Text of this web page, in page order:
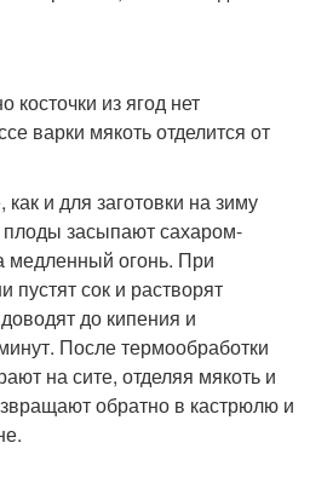
косточки из ягод нет
варки мякоть отделится от
и для заготовки на зиму
засыпают сахаром-
медленный огонь. При
пустят сок и растворят
до кипения и
После термообработки
на сите, отделяя мякоть и
обратно в кастрюлю и